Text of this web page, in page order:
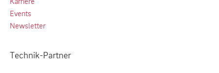
Events
Newsletter
Technik-Partner